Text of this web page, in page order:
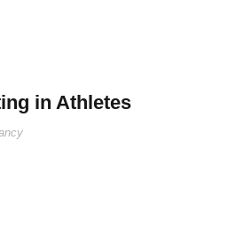
in Athletes